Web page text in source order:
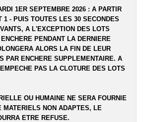
1ER SEPTEMBRE 2026 : A PARTIR
1 - PUIS TOUTES LES 30 SECONDES
A L'EXCEPTION DES LOTS
PENDANT LA DERNIERE
ALORS LA FIN DE LEUR
PAR ENCHERE SUPPLEMENTAIRE. A
PAS LA CLOTURE DES LOTS
OU HUMAINE NE SERA FOURNIE
MATERIELS NON ADAPTES, LE
ETRE REFUSE.